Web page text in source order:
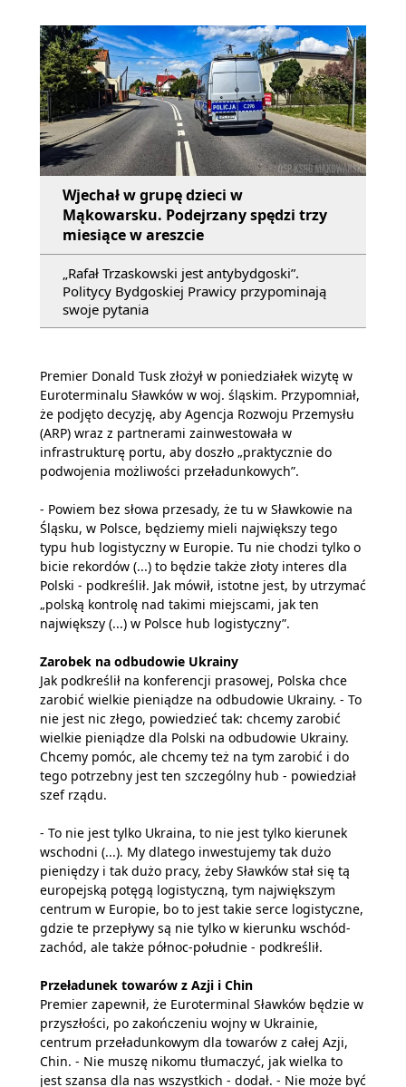
Wjechał w grupę dzieci w
Mąkowarsku. Podejrzany spędzi trzy
miesiące w areszcie
„Rafał Trzaskowski jest antybydgoski”.
Politycy Bydgoskiej Prawicy przypominają
swoje pytania
Premier Donald Tusk złożył w poniedziałek wizytę w
Euroterminalu Sławków w woj. śląskim. Przypomniał,
że podjęto decyzję, aby Agencja Rozwoju Przemysłu
(ARP) wraz z partnerami zainwestowała w
infrastrukturę portu, aby doszło „praktycznie do
podwojenia możliwości przeładunkowych”.
- Powiem bez słowa przesady, że tu w Sławkowie na
Śląsku, w Polsce, będziemy mieli największy tego
typu hub logistyczny w Europie. Tu nie chodzi tylko o
bicie rekordów (...) to będzie także złoty interes dla
Polski - podkreślił. Jak mówił, istotne jest, by utrzymać
„polską kontrolę nad takimi miejscami, jak ten
największy (...) w Polsce hub logistyczny”.
Zarobek na odbudowie Ukrainy
Jak podkreślił na konferencji prasowej, Polska chce
zarobić wielkie pieniądze na odbudowie Ukrainy. - To
nie jest nic złego, powiedzieć tak: chcemy zarobić
wielkie pieniądze dla Polski na odbudowie Ukrainy.
Chcemy pomóc, ale chcemy też na tym zarobić i do
tego potrzebny jest ten szczególny hub - powiedział
szef rządu.
- To nie jest tylko Ukraina, to nie jest tylko kierunek
wschodni (...). My dlatego inwestujemy tak dużo
pieniędzy i tak dużo pracy, żeby Sławków stał się tą
europejską potęgą logistyczną, tym największym
centrum w Europie, bo to jest takie serce logistyczne,
gdzie te przepływy są nie tylko w kierunku wschód-
zachód, ale także północ-południe - podkreślił.
Przeładunek towarów z Azji i Chin
Premier zapewnił, że Euroterminal Sławków będzie w
przyszłości, po zakończeniu wojny w Ukrainie,
centrum przeładunkowym dla towarów z całej Azji,
Chin. - Nie muszę nikomu tłumaczyć, jak wielka to
jest szansa dla nas wszystkich - dodał. - Nie może być